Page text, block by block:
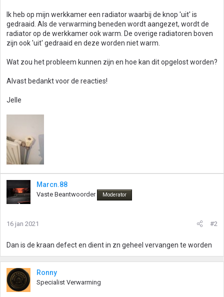
Ik heb op mijn werkkamer een radiator waarbij de knop 'uit' is
gedraaid. Als de verwarming beneden wordt aangezet, wordt de
radiator op de werkkamer ook warm. De overige radiatoren boven
zijn ook 'uit' gedraaid en deze worden niet warm.
Wat zou het probleem kunnen zijn en hoe kan dit opgelost worden?
Alvast bedankt voor de reacties!
Jelle
Marcn.88
Vaste Beantwoorder Moderator
16 jan 2021 #2
Dan is de kraan defect en dient in zn geheel vervangen te worden
Ronny
Specialist Verwarming